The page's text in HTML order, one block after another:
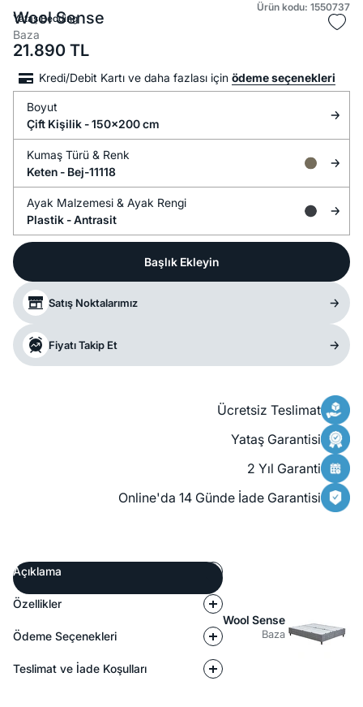
Ürün kodu: 1550737
Yataş Bedding
Wool Sense
Baza
21.890 TL
Kredi/Debit Kartı ve daha fazlası için ödeme seçenekleri
Boyut
Çift Kişilik - 150x200 cm
Kumaş Türü & Renk
Keten - Bej-11118
Ayak Malzemesi & Ayak Rengi
Plastik -Antrasit
Başlık Ekleyin
Satış Noktalarımız
Fiyatı Takip Et
Ücretsiz Teslimat
Yataş Garantisi
2 Yıl Garanti
Online'da 14 Günde İade Garantisi
Açıklama
Özellikler
Ödeme Seçenekleri
Teslimat ve İade Koşulları
Wool Sense
Baza